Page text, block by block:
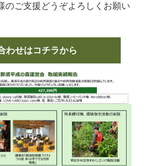
のご支援どうぞよろしくお願い
わせはコチラから